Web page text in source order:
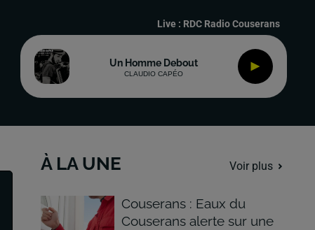
Live : RDC Radio Couserans
Un Homme Debout
CLAUDIO CAPÉO
À LA UNE Voir plus
Couserans : Eaux du
Couserans alerte sur une